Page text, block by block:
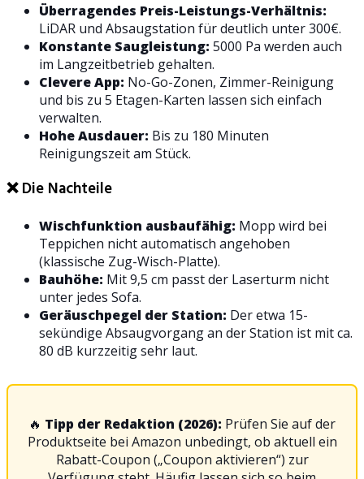
Überragendes Preis-Leistungs-Verhältnis:
LiDAR und Absaugstation für deutlich unter 300€.
Konstante Saugleistung: 5000 Pa werden auch
im Langzeitbetrieb gehalten.
Clevere App: No-Go-Zonen, Zimmer-Reinigung
und bis zu 5 Etagen-Karten lassen sich einfach
verwalten.
Hohe Ausdauer: Bis zu 180 Minuten
Reinigungszeit am Stück.
❌ Die Nachteile
Wischfunktion ausbaufähig: Mopp wird bei
Teppichen nicht automatisch angehoben
(klassische Zug-Wisch-Platte).
Bauhöhe: Mit 9,5 cm passt der Laserturm nicht
unter jedes Sofa.
Geräuschpegel der Station: Der etwa 15-
sekündige Absaugvorgang an der Station ist mit ca.
80 dB kurzzeitig sehr laut.
🔥 Tipp der Redaktion (2026): Prüfen Sie auf der
Produktseite bei Amazon unbedingt, ob aktuell ein
Rabatt-Coupon („Coupon aktivieren“) zur